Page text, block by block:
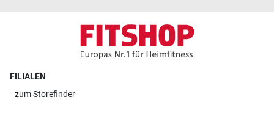
FILIALEN
zumStorefinder